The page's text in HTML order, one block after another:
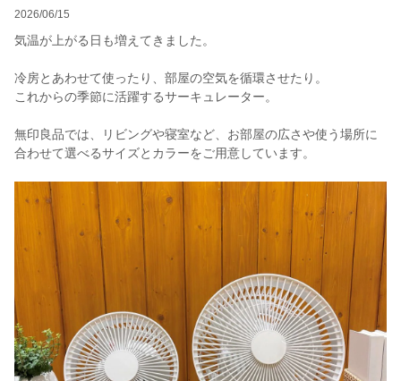
2026/06/15
気温が上がる日も増えてきました。
冷房とあわせて使ったり、部屋の空気を循環させたり。
これからの季節に活躍するサーキュレーター。
無印良品では、リビングや寝室など、お部屋の広さや使う場所に
合わせて選べるサイズとカラーをご用意しています。